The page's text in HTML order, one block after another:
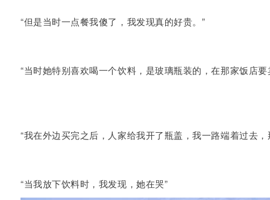
“但是当时一点餐我傻了，我发现真的好贵。”
“当时她特别喜欢喝一个饮料，是玻璃瓶装的，在那家饭店
“我在外边买完之后，人家给我开了瓶盖，我一路端着过去
“当我放下饮料时，我发现，她在哭”